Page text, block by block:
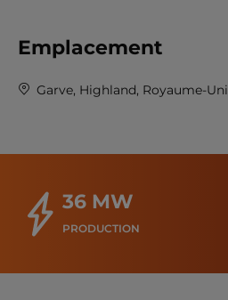
Emplacement
Garve, Highland, Royaume-Uni
36 MW
PRODUCTION